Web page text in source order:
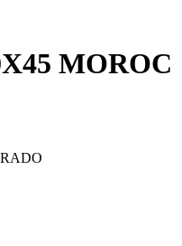
MOROC